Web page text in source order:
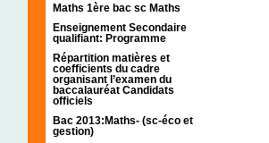
Maths 1ère bac sc Maths
Enseignement Secondaire
qualifiant: Programme
Répartition matières et
coefficients du cadre
organisant l’examen du
baccalauréat Candidats
officiels
Bac 2013:Maths- (sc-éco et
gestion)